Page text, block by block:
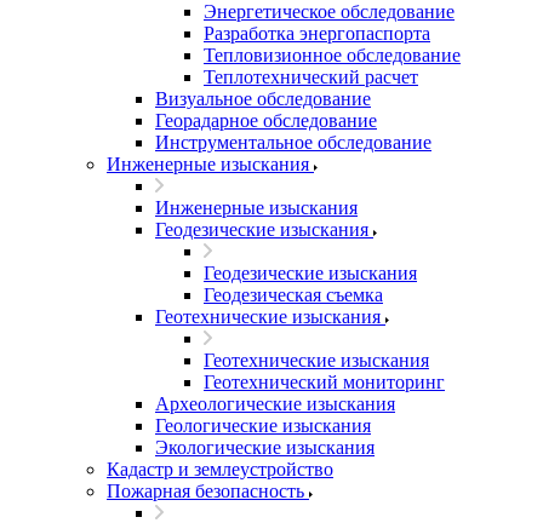
Энергетическое обследование
Разработка энергопаспорта
Тепловизионное обследование
Теплотехнический расчет
Визуальное обследование
Георадарное обследование
Инструментальное обследование
Инженерные изыскания
Инженерные изыскания
Геодезические изыскания
Геодезические изыскания
Геодезическая съемка
Геотехнические изыскания
Геотехнические изыскания
Геотехнический мониторинг
Археологические изыскания
Геологические изыскания
Экологические изыскания
Кадастр и землеустройство
Пожарная безопасность